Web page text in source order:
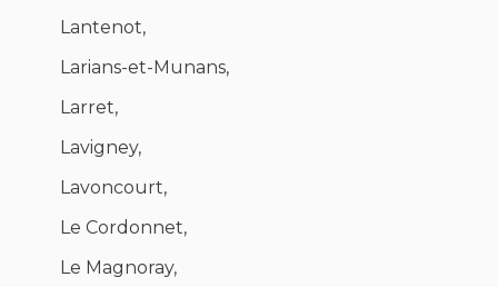
Lantenot,
Larians-et-Munans,
Larret,
Lavigney,
Lavoncourt,
Le Cordonnet,
Le Magnoray,